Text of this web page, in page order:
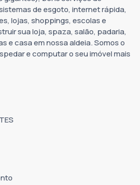
de esgoto, internet rápida,
lojas, shoppings, escolas e
sua loja, spaza, salão, padaria,
e casa em nossa aldeia. Somos o
e computar o seu imóvel mais